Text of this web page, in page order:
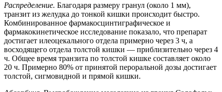
Распределение. Благодаря размеру гранул (около 1 мм),
транзит из желудка до тонкой кишки происходит быстро.
Комбинированное фармакосцинтиграфическое и
фармакокинетическое исследование показало, что препарат
достигает илеоцекального отдела примерно через 3 ч, а
восходящего отдела толстой кишки — приблизительно через 4
ч. Общее время транзита по толстой кишке составляет около
20 ч. Примерно 80% от принятой пероральной дозы достигает
толстой, сигмовидной и прямой кишки.